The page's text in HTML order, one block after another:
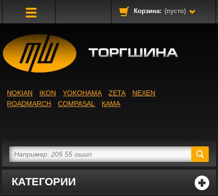
Корзина: (пусто)
КАТЕГОРИИ
NOKIAN IKON YOKOHAMA ZETA
NEXEN
ROADMARCH
COMPASAL КАМА